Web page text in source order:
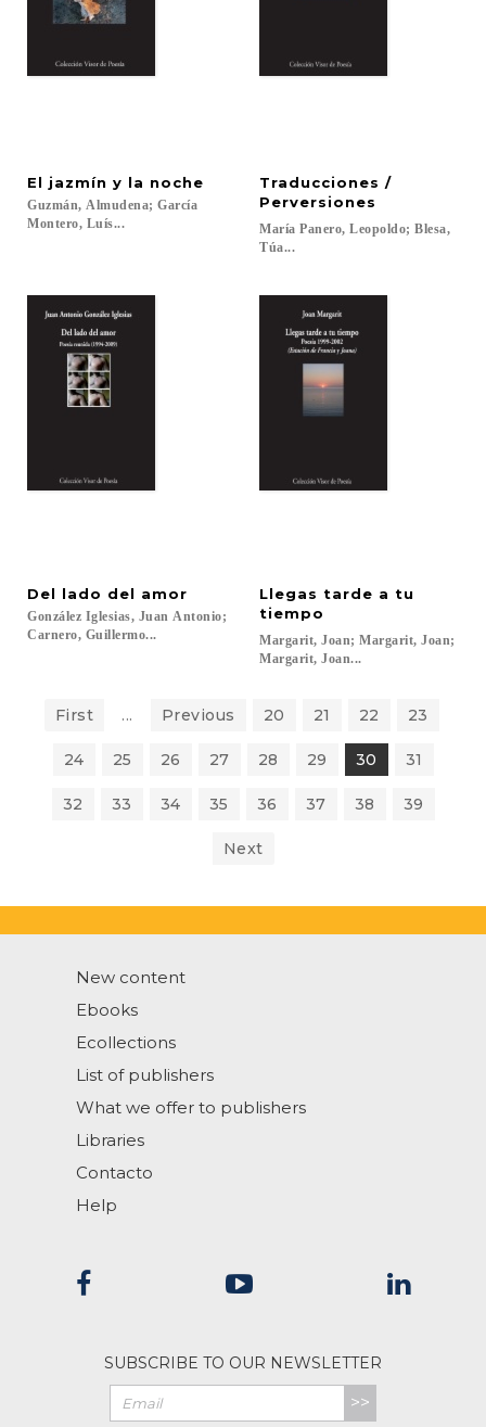
El jazmín y la noche
Guzmán, Almudena; García
Montero, Luís...
Traducciones /
Perversiones
María Panero, Leopoldo; Blesa,
Túa...
Del lado del amor
González Iglesias, Juan Antonio;
Carnero, Guillermo...
Llegas tarde a tu
tiempo
Margarit, Joan; Margarit, Joan;
Margarit, Joan...
First ... Previous 20 21 22 23
24 25 26 27 28 29 30 31
32 33 34 35 36 37 38 39
Next
New content
Ebooks
Ecollections
List of publishers
What we offer to publishers
Libraries
Contacto
Help
SUBSCRIBE TO OUR NEWSLETTER
>>